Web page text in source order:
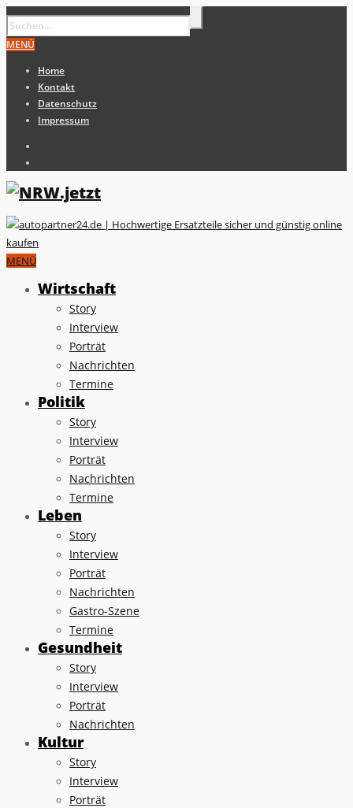
MENÜ
Home
Kontakt
Datenschutz
Impressum
MENÜ
Wirtschaft
Story
Interview
Porträt
Nachrichten
Termine
Politik
Story
Interview
Porträt
Nachrichten
Termine
Leben
Story
Interview
Porträt
Nachrichten
Gastro-Szene
Termine
Gesundheit
Story
Interview
Porträt
Nachrichten
Kultur
Story
Interview
Porträt